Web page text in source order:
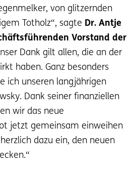
von glitzernden
Totholz“, sagte Dr. Antje
Vorstand der
Dank gilt allen, die an der
haben. Ganz besonders
ich unseren langjährigen
Dank seiner finanziellen
wir das neue
jetzt gemeinsam einweihen
dazu ein, den neuen